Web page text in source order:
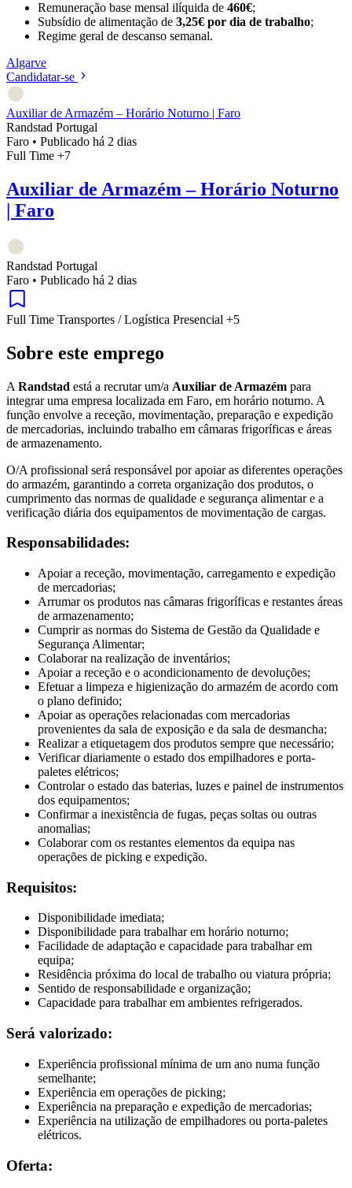
Remuneração base mensal ilíquida de 460€;
Subsídio de alimentação de 3,25€ por dia de trabalho;
Regime geral de descanso semanal.
Algarve
Candidatar-se
Auxiliar de Armazém – Horário Noturno | Faro
Randstad Portugal
Faro • Publicado há 2 dias
Full Time +7
Auxiliar de Armazém – Horário Noturno
| Faro
Randstad Portugal
Faro • Publicado há 2 dias
Full Time Transportes / Logística Presencial +5
Sobre este emprego
A Randstad está a recrutar um/a Auxiliar de Armazém para
integrar uma empresa localizada em Faro, em horário noturno. A
função envolve a receção, movimentação, preparação e expedição
de mercadorias, incluindo trabalho em câmaras frigoríficas e áreas
de armazenamento.
O/A profissional será responsável por apoiar as diferentes operações
do armazém, garantindo a correta organização dos produtos, o
cumprimento das normas de qualidade e segurança alimentar e a
verificação diária dos equipamentos de movimentação de cargas.
Responsabilidades:
Apoiar a receção, movimentação, carregamento e expedição
de mercadorias;
Arrumar os produtos nas câmaras frigoríficas e restantes áreas
de armazenamento;
Cumprir as normas do Sistema de Gestão da Qualidade e
Segurança Alimentar;
Colaborar na realização de inventários;
Apoiar a receção e o acondicionamento de devoluções;
Efetuar a limpeza e higienização do armazém de acordo com
o plano definido;
Apoiar as operações relacionadas com mercadorias
provenientes da sala de exposição e da sala de desmancha;
Realizar a etiquetagem dos produtos sempre que necessário;
Verificar diariamente o estado dos empilhadores e porta-
paletes elétricos;
Controlar o estado das baterias, luzes e painel de instrumentos
dos equipamentos;
Confirmar a inexistência de fugas, peças soltas ou outras
anomalias;
Colaborar com os restantes elementos da equipa nas
operações de picking e expedição.
Requisitos:
Disponibilidade imediata;
Disponibilidade para trabalhar em horário noturno;
Facilidade de adaptação e capacidade para trabalhar em
equipa;
Residência próxima do local de trabalho ou viatura própria;
Sentido de responsabilidade e organização;
Capacidade para trabalhar em ambientes refrigerados.
Será valorizado:
Experiência profissional mínima de um ano numa função
semelhante;
Experiência em operações de picking;
Experiência na preparação e expedição de mercadorias;
Experiência na utilização de empilhadores ou porta-paletes
elétricos.
Oferta: